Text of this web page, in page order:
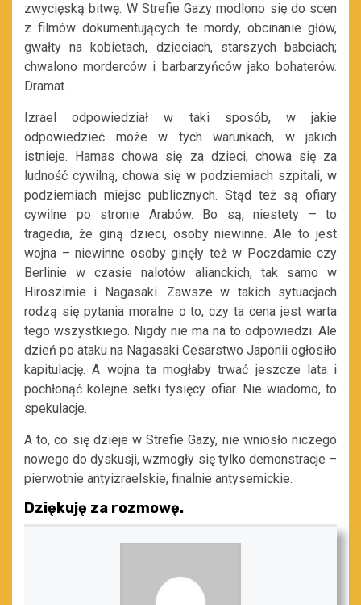
zwycięską bitwę. W Strefie Gazy modlono się do scen
z filmów dokumentujących te mordy, obcinanie głów,
gwałty na kobietach, dzieciach, starszych babciach;
chwalono morderców i barbarzyńców jako bohaterów.
Dramat.
Izrael odpowiedział w taki sposób, w jakie
odpowiedzieć może w tych warunkach, w jakich
istnieje. Hamas chowa się za dzieci, chowa się za
ludność cywilną, chowa się w podziemiach szpitali, w
podziemiach miejsc publicznych. Stąd też są ofiary
cywilne po stronie Arabów. Bo są, niestety – to
tragedia, że giną dzieci, osoby niewinne. Ale to jest
wojna – niewinne osoby ginęły też w Poczdamie czy
Berlinie w czasie nalotów alianckich, tak samo w
Hiroszimie i Nagasaki. Zawsze w takich sytuacjach
rodzą się pytania moralne o to, czy ta cena jest warta
tego wszystkiego. Nigdy nie ma na to odpowiedzi. Ale
dzień po ataku na Nagasaki Cesarstwo Japonii ogłosiło
kapitulację. A wojna ta mogłaby trwać jeszcze lata i
pochłonąć kolejne setki tysięcy ofiar. Nie wiadomo, to
spekulacje.
A to, co się dzieje w Strefie Gazy, nie wniosło niczego
nowego do dyskusji, wzmogły się tylko demonstracje –
pierwotnie antyizraelskie, finalnie antysemickie.
Dziękuję za rozmowę.